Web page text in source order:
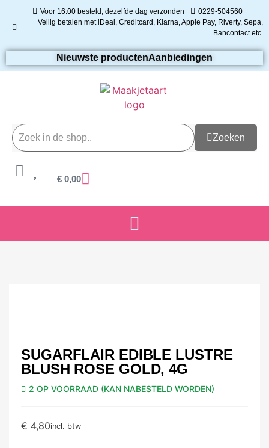
Voor 16:00 besteld, dezelfde dag verzonden
0229-504560
Veilig betalen met iDeal, Creditcard, Klarna, Apple Pay, Riverty, Sepa,
Bancontact etc.
Nieuwste productenAanbiedingen
Zoeken
€ 0,00
SUGARFLAIR EDIBLE LUSTRE
BLUSH ROSE GOLD, 4G
2 OP VOORRAAD (KAN NABESTELD WORDEN)
€ 4,80incl. btw